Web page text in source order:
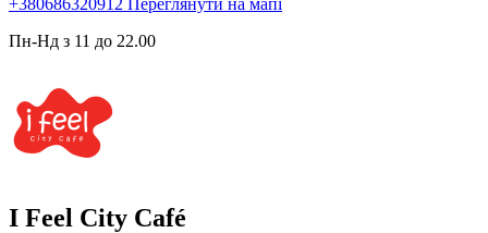
Пн-Нд з 11 до 22.00
I Feel City Café